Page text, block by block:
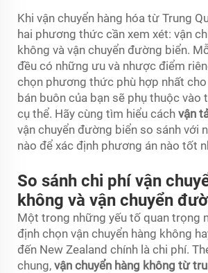
Khi vận chuyển hàng hóa từ Trung
hai phương thức cần xem xét: vận
không và vận chuyển đường biển.
đều có những ưu và nhược điểm
chọn phương thức phù hợp nhất
bán buôn của bạn sẽ phụ thuộc vào
cụ thể. Hãy cùng tìm hiểu cách vận
vận chuyển đường biển so sánh với
nào để xác định phương án nào tốt
So sánh chi phí vận
không và vận chuyển
Một trong những yếu tố quan trọng
định chọn vận chuyển hàng không
đến New Zealand chính là chi phí.
chung, vận chuyển hàng không từ